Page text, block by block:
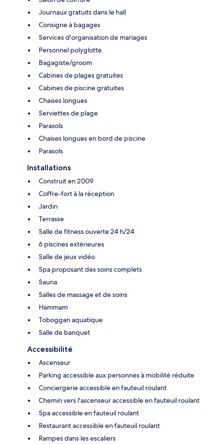
Journaux gratuits dans le hall
Consigne à bagages
Services d'organisation de mariages
Personnel polyglotte
Bagagiste/groom
Cabines de plages gratuites
Cabines de piscine gratuites
Chaises longues
Serviettes de plage
Parasols
Chaises longues en bord de piscine
Parasols
Installations
Construit en 2009
Coffre-fort à la réception
Jardin
Terrasse
Salle de fitness ouverte 24 h/24
6 piscines extérieures
Salle de jeux vidéo
Spa proposant des soins complets
Sauna
Salles de massage et de soins
Hammam
Toboggan aquatique
Salle de banquet
Accessibilité
Ascenseur
Parking accessible aux personnes à mobilité réduite
Conciergerie accessible en fauteuil roulant
Chemin vers l'ascenseur accessible en fauteuil roulant
Spa accessible en fauteuil roulant
Restaurant accessible en fauteuil roulant
Rampes dans les escaliers